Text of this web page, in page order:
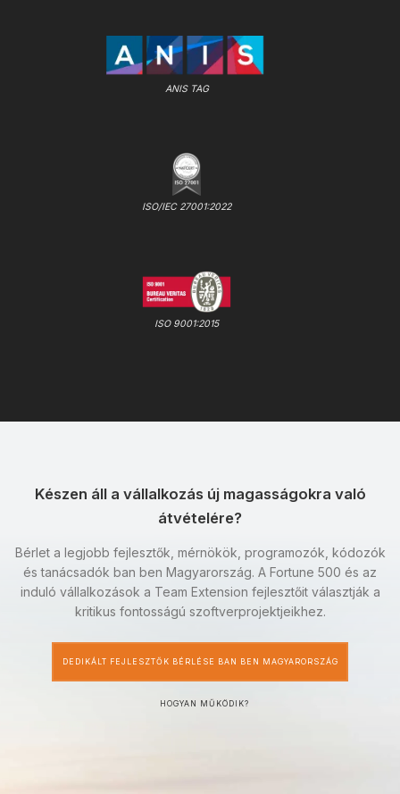
ANIS TAG
ISO/IEC 27001:2022
ISO 9001:2015
Készen áll a vállalkozás új magasságokra való
átvételére?
Bérlet a legjobb fejlesztők, mérnökök, programozók, kódozók
és tanácsadók ban ben Magyarország. A Fortune 500 és az
induló vállalkozások a Team Extension fejlesztőit választják a
kritikus fontosságú szoftverprojektjeikhez.
DEDIKÁLT FEJLESZTŐK BÉRLÉSE BAN BEN MAGYARORSZÁG
HOGYAN MŰKÖDIK?